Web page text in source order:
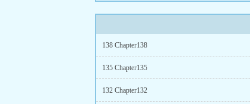
138 Chapter138
135 Chapter135
132 Chapter132